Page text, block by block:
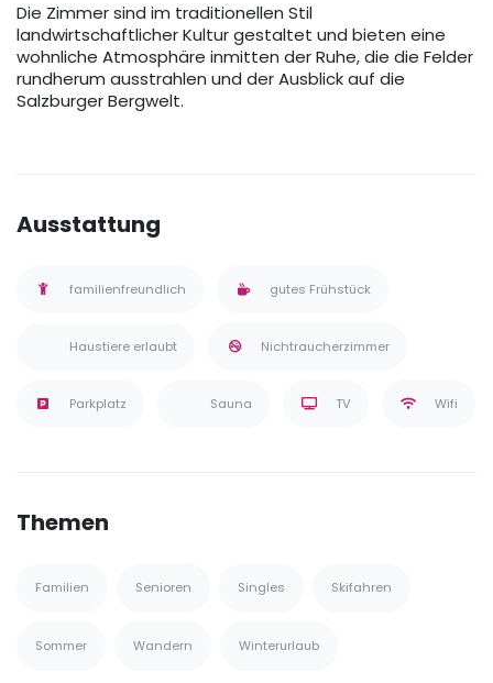
Die Zimmer sind im traditionellen Stil
landwirtschaftlicher Kultur gestaltet und bieten eine
wohnliche Atmosphäre inmitten der Ruhe, die die Felder
rundherum ausstrahlen und der Ausblick auf die
Salzburger Bergwelt.
Ausstattung
familienfreundlich gutes Frühstück
Haustiere erlaubt Nichtraucherzimmer
Parkplatz Sauna TV Wifi
Themen
Familien Senioren Singles Skifahren
Sommer Wandern Winterurlaub